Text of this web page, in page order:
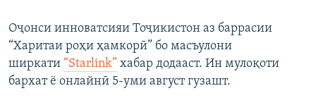
Оҷонси инноватсияи Тоҷикистон аз баррасии
“Харитаи роҳи ҳамкорӣ” бо масъулони
ширкати “Starlink” хабар додааст. Ин мулоқоти
бархат ё онлайнӣ 5-уми август гузашт.